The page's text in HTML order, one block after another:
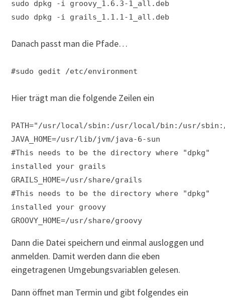
sudo dpkg -i groovy_1.6.3-1_all.deb
sudo dpkg -i grails_1.1.1-1_all.deb
Danach passt man die Pfade…
#sudo gedit /etc/environment
Hier trägt man die folgende Zeilen ein
PATH="/usr/local/sbin:/usr/local/bin:/usr/
JAVA_HOME=/usr/lib/jvm/java-6-sun
#This needs to be the directory where "dpkg"
installed your grails
GRAILS_HOME=/usr/share/grails
#This needs to be the directory where "dpkg"
installed your groovy
GROOVY_HOME=/usr/share/groovy
Dann die Datei speichern und einmal ausloggen und
anmelden. Damit werden dann die eben
eingetragenen Umgebungsvariablen gelesen.
Dann öffnet man Termin und gibt folgendes ein